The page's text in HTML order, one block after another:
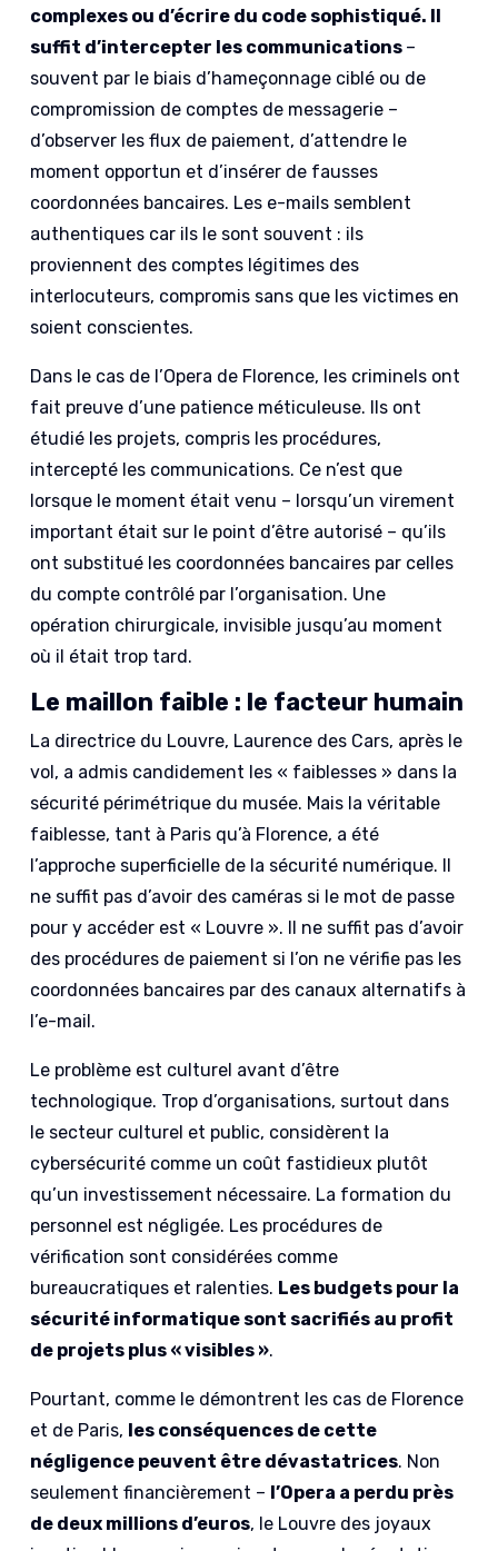
complexes ou d’écrire du code sophistiqué. Il
suffit d’intercepter les communications –
souvent par le biais d’hameçonnage ciblé ou de
compromission de comptes de messagerie –
d’observer les flux de paiement, d’attendre le
moment opportun et d’insérer de fausses
coordonnées bancaires. Les e-mails semblent
authentiques car ils le sont souvent : ils
proviennent des comptes légitimes des
interlocuteurs, compromis sans que les victimes en
soient conscientes.
Dans le cas de l’Opera de Florence, les criminels ont
fait preuve d’une patience méticuleuse. Ils ont
étudié les projets, compris les procédures,
intercepté les communications. Ce n’est que
lorsque le moment était venu – lorsqu’un virement
important était sur le point d’être autorisé – qu’ils
ont substitué les coordonnées bancaires par celles
du compte contrôlé par l’organisation. Une
opération chirurgicale, invisible jusqu’au moment
où il était trop tard.
Le maillon faible : le facteur humain
La directrice du Louvre, Laurence des Cars, après le
vol, a admis candidement les « faiblesses » dans la
sécurité périmétrique du musée. Mais la véritable
faiblesse, tant à Paris qu’à Florence, a été
l’approche superficielle de la sécurité numérique. Il
ne suffit pas d’avoir des caméras si le mot de passe
pour y accéder est « Louvre ». Il ne suffit pas d’avoir
des procédures de paiement si l’on ne vérifie pas les
coordonnées bancaires par des canaux alternatifs à
l’e-mail.
Le problème est culturel avant d’être
technologique. Trop d’organisations, surtout dans
le secteur culturel et public, considèrent la
cybersécurité comme un coût fastidieux plutôt
qu’un investissement nécessaire. La formation du
personnel est négligée. Les procédures de
vérification sont considérées comme
bureaucratiques et ralenties. Les budgets pour la
sécurité informatique sont sacrifiés au profit
de projets plus « visibles ».
Pourtant, comme le démontrent les cas de Florence
et de Paris, les conséquences de cette
négligence peuvent être dévastatrices. Non
seulement financièrement – l’Opera a perdu près
de deux millions d’euros, le Louvre des joyaux